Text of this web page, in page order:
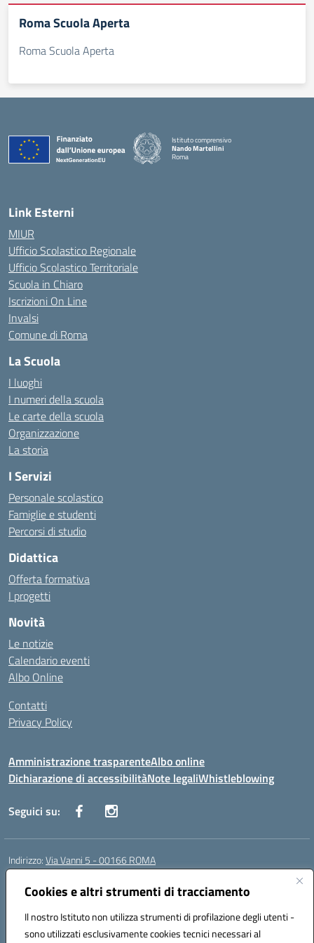
Cookies e altri strumenti di tracciamento
Il nostro Istituto non utilizza strumenti di profilazione degli utenti -
sono utilizzati esclusivamente cookies tecnici necessari al
Roma Scuola Aperta
Roma Scuola Aperta
Istituto comprensivo
Nando Martellini
Roma
Link Esterni
MIUR
Ufficio Scolastico Regionale
Ufficio Scolastico Territoriale
Scuola in Chiaro
Iscrizioni On Line
Invalsi
Comune di Roma
La Scuola
I luoghi
I numeri della scuola
Le carte della scuola
Organizzazione
La storia
I Servizi
Personale scolastico
Famiglie e studenti
Percorsi di studio
Didattica
Offerta formativa
I progetti
Novità
Le notizie
Calendario eventi
Albo Online
Contatti
Privacy Policy
Amministrazione trasparenteAlbo online
Dichiarazione di accessibilitàNote legaliWhistleblowing
Seguici su:
Indirizzo:Via Vanni 5 - 00166 ROMA
Centralino:
Posta elettronica certificata (PEC):RMIC86500P@pec.istruzione.it
Codice fiscale: 97197050582
Codice meccanografico:RMIC86500P